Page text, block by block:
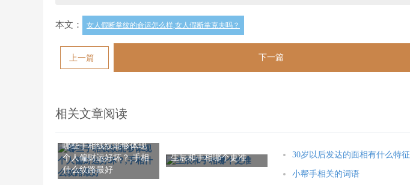
本文： 女人假断掌纹的命运怎么样,女人假断掌克夫吗？
上一篇 下一篇
相关文章阅读
哪些手相线纹能够体现
个人偏财运好坏？,手相
什么纹路最好
生辰和手相哪个更准 30岁以后发达的面相有什么特征
小帮手相关的词语